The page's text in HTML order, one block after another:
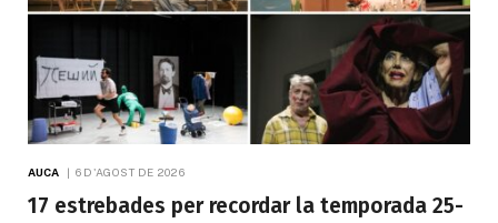
AUCA 6 D'AGOST DE 2026
17 estrebades per recordar la temporada 25-